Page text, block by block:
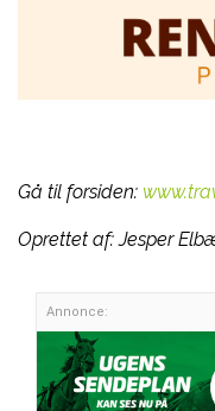
Gå til forsiden:
Oprettet af:Jesper
Annonce: